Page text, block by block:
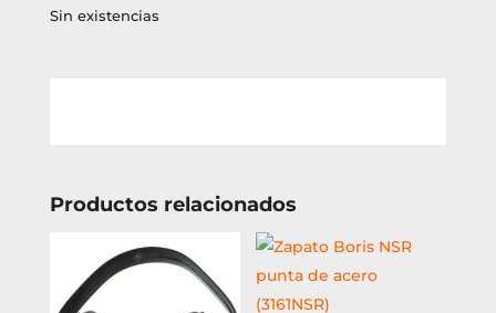
Sin existencias
Productos relacionados